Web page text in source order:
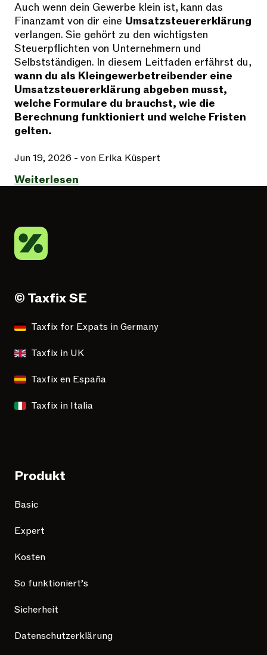
Auch wenn dein Gewerbe klein ist, kann das
Finanzamt von dir eine Umsatzsteuererklärung
verlangen. Sie gehört zu den wichtigsten
Steuerpflichten von Unternehmern und
Selbstständigen. In diesem Leitfaden erfährst du,
wann du als Kleingewerbetreibender eine
Umsatzsteuererklärung abgeben musst,
welche Formulare du brauchst, wie die
Berechnung funktioniert und welche Fristen
gelten.
Jun 19, 2026 - von Erika Küspert
Weiterlesen
© Taxfix SE
Taxfix for Expats in Germany
Taxfix in UK
Taxfix en España
Taxfix in Italia
Produkt
Basic
Expert
Kosten
So funktioniert’s
Sicherheit
Datenschutzerklärung